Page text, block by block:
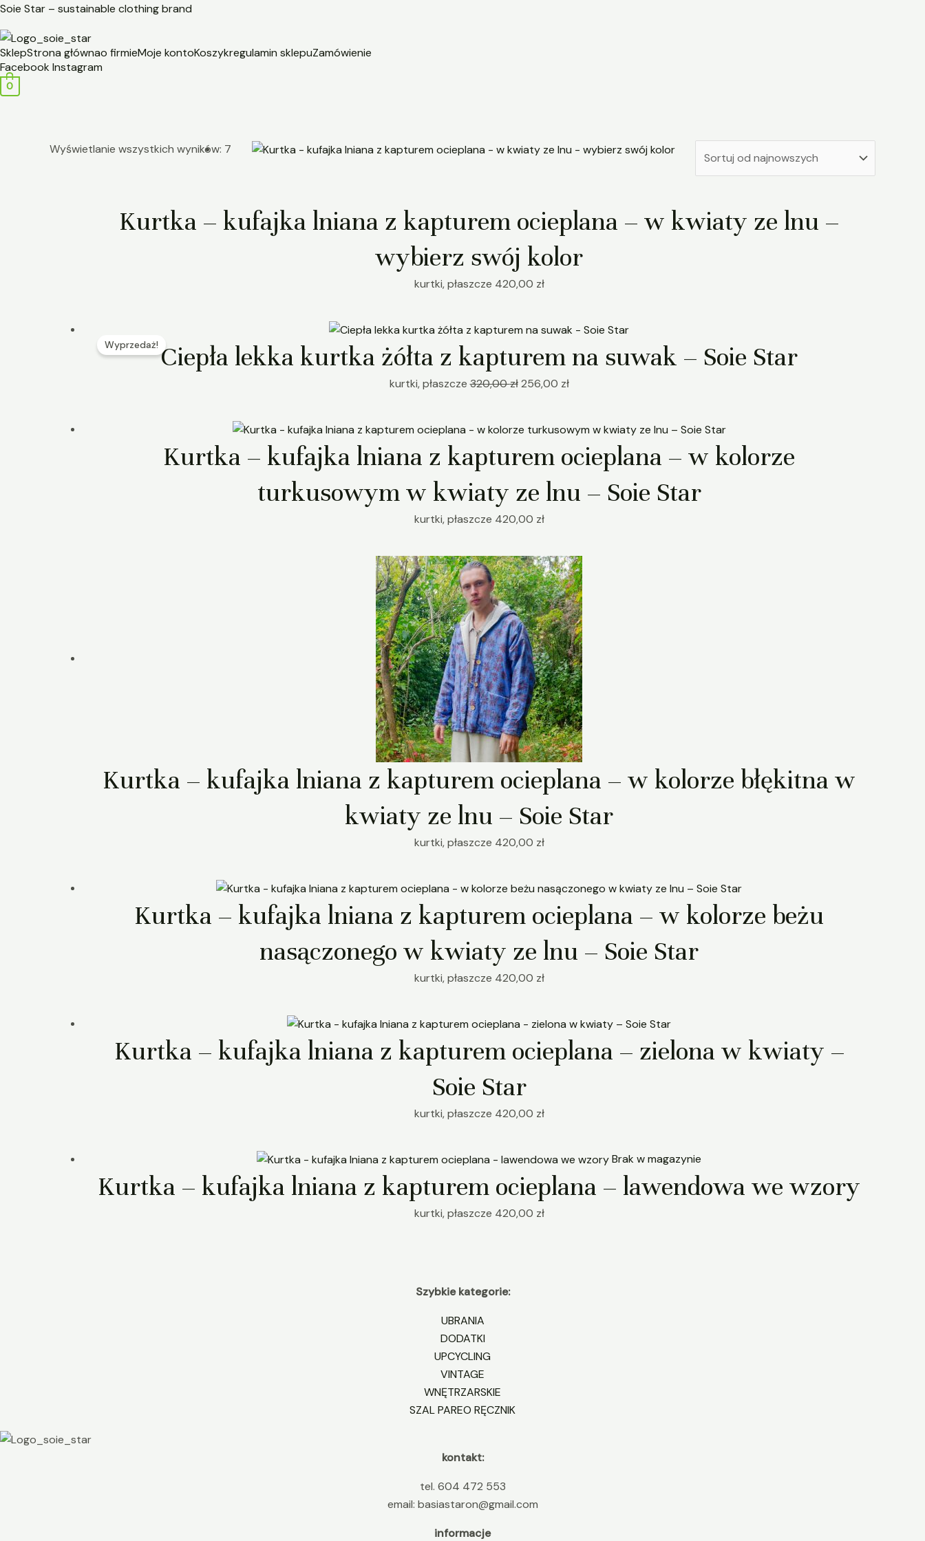
Przejdź
treści
Soie Star – sustainable clothing brand
SklepStrona głównao firmieMoje kontoKoszykregulamin sklepuZamówienie
Facebook Instagram
0
Wyświetlanie wszystkich wyników: 7
Kurtka – kufajka lniana z kapturem ocieplana – w kwiaty ze lnu –
wybierz swój kolor
kurtki, płaszcze 420,00 zł
Wyprzedaż! Ciepła lekka kurtka żółta z kapturem na suwak – Soie Star
kurtki, płaszcze320,00zł
Pierwotna
wynosiła:
320,00 zł.
256,00 zł
Aktualna
wynosi:
256,00 zł.
Kurtka – kufajka lniana z kapturem ocieplana – w kolorze
turkusowym w kwiaty ze lnu – Soie Star
kurtki, płaszcze 420,00 zł
Kurtka – kufajka lniana z kapturem ocieplana – w kolorze błękitna w
kwiaty ze lnu – Soie Star
kurtki, płaszcze 420,00 zł
Kurtka – kufajka lniana z kapturem ocieplana – w kolorze beżu
nasączonego w kwiaty ze lnu – Soie Star
kurtki, płaszcze 420,00 zł
Kurtka – kufajka lniana z kapturem ocieplana – zielona w kwiaty –
Soie Star
kurtki, płaszcze 420,00 zł
Brak w magazynie
Kurtka – kufajka lniana z kapturem ocieplana – lawendowa we wzory
kurtki, płaszcze 420,00 zł
Szybkie kategorie:
UBRANIA
DODATKI
UPCYCLING
VINTAGE
WNĘTRZARSKIE
SZAL PAREO RĘCZNIK
kontakt:
tel. 604 472 553
email: basiastaron@gmail.com
informacje